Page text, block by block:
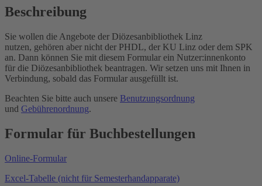
Beschreibung
Sie wollen die Angebote der Diözesanbibliothek Linz
nutzen, gehören aber nicht der PHDL, der KU Linz oder dem SPK
an. Dann können Sie mit diesem Formular ein Nutzer:innenkonto
für die Diözesanbibliothek beantragen. Wir setzen uns mit Ihnen in
Verbindung, sobald das Formular ausgefüllt ist.
Beachten Sie bitte auch unsere Benutzungsordnung
und Gebührenordnung.
Formular für Buchbestellungen
Online-Formular
Excel-Tabelle (nicht für Semesterhandapparate)